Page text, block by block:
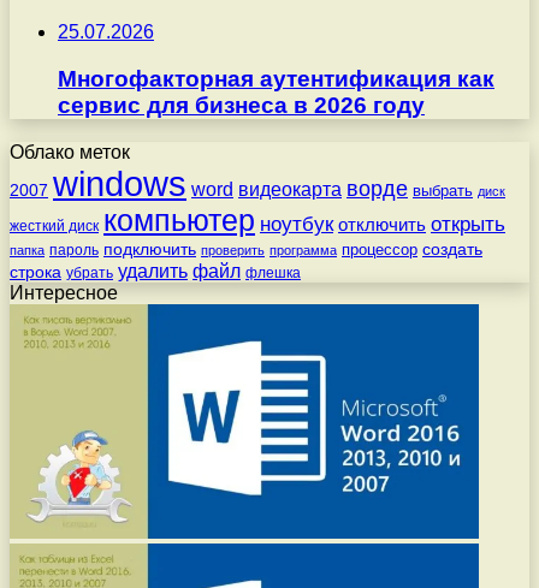
25.07.2026
Многофакторная аутентификация как
сервис для бизнеса в 2026 году
Облако меток
2007 windows word видеокарта ворде выбрать диск
жесткий диск компьютер ноутбук отключить открыть
папка пароль подключить проверить программа процессор создать
строка убрать удалить файл флешка
Интересное